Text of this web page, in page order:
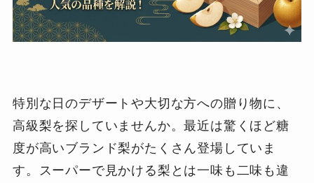
特別な日のデザートや大切な方への贈り物に、
高級梨を探していませんか。最近は驚くほど糖
度が高いブランド梨がたくさん登場していま
す。スーパーで見かける梨とは一味も二味も違